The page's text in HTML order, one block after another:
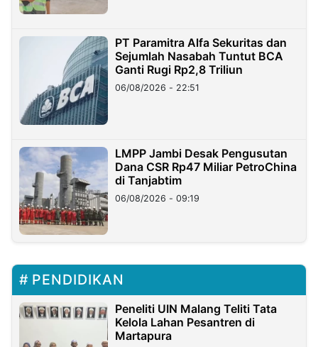
PT Paramitra Alfa Sekuritas dan
Sejumlah Nasabah Tuntut BCA
Ganti Rugi Rp2,8 Triliun
06/08/2026 - 22:51
LMPP Jambi Desak Pengusutan
Dana CSR Rp47 Miliar PetroChina
di Tanjabtim
06/08/2026 - 09:19
PENDIDIKAN
Peneliti UIN Malang Teliti Tata
Kelola Lahan Pesantren di
Martapura